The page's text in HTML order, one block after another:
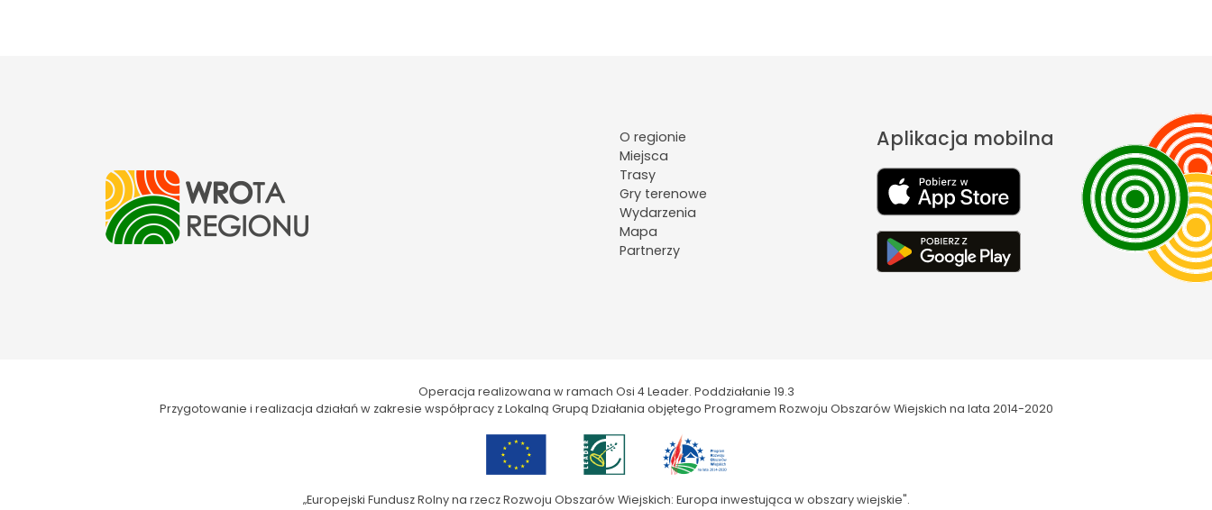
O regionie
Miejsca
Trasy
Gry terenowe
Wydarzenia
Mapa
Partnerzy
Aplikacja mobilna
Operacja realizowana w ramach Osi 4 Leader. Poddziałanie 19.3
Przygotowanie i realizacja działań w zakresie współpracy z Lokalną Grupą Działania objętego Programem Rozwoju Obszarów Wiejskich na lata 2014-2020
„Europejski Fundusz Rolny na rzecz Rozwoju Obszarów Wiejskich: Europa inwestująca w obszary wiejskie".